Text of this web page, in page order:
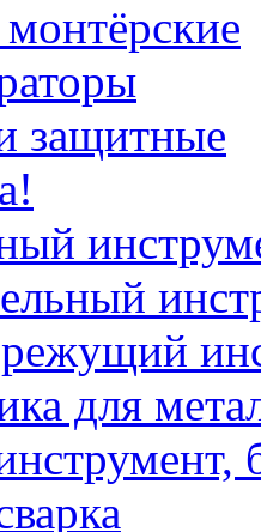
защитные
для